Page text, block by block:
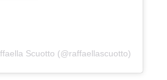
Scuotto (@raffaellascuotto)